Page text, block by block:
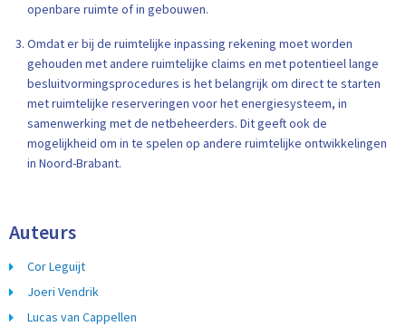
openbare ruimte of in gebouwen.
Omdat er bij de ruimtelijke inpassing rekening moet worden
gehouden met andere ruimtelijke claims en met potentieel lange
besluitvormingsprocedures is het belangrijk om direct te starten
met ruimtelijke reserveringen voor het energiesysteem, in
samenwerking met de netbeheerders. Dit geeft ook de
mogelijkheid om in te spelen op andere ruimtelijke ontwikkelingen
in Noord-Brabant.
Auteurs
Cor Leguijt
Joeri Vendrik
Lucas van Cappellen